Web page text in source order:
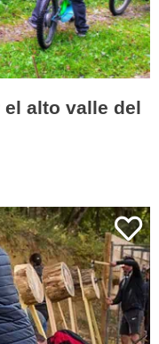
alto valle del